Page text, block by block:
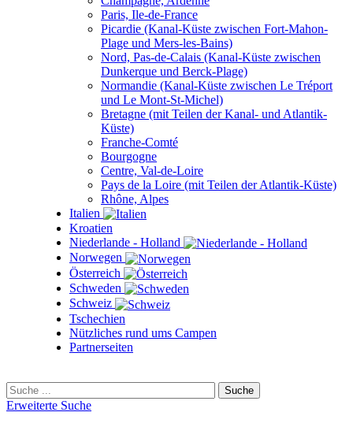
Paris, Ile-de-France
Picardie (Kanal-Küste zwischen Fort-Mahon-
Plage und Mers-les-Bains)
Nord, Pas-de-Calais (Kanal-Küste zwischen
Dunkerque und Berck-Plage)
Normandie (Kanal-Küste zwischen Le Tréport
und Le Mont-St-Michel)
Bretagne (mit Teilen der Kanal- und Atlantik-
Küste)
Franche-Comté
Bourgogne
Centre, Val-de-Loire
Pays de la Loire (mit Teilen der Atlantik-Küste)
Rhône, Alpes
Italien
Kroatien
Niederlande - Holland
Norwegen
Österreich
Schweden
Schweiz
Tschechien
Nützliches rund ums Campen
Partnerseiten
Erweiterte Suche